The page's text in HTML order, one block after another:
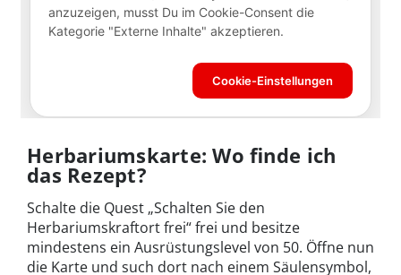
Herbariumskarte: Wo finde ich
das Rezept?
Schalte die Quest „Schalten Sie den
Herbariumskraftort frei“ frei und besitze
mindestens ein Ausrüstungslevel von 50. Öffne nun
die Karte und such dort nach einem Säulensymbol,